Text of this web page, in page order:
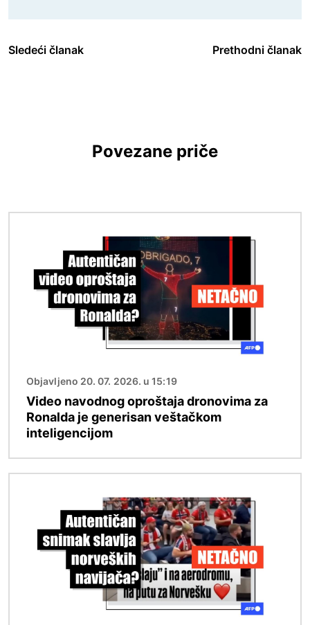
Sledeći članak Prethodni članak
Povezane priče
Objavljeno 20. 07. 2026. u 15:19
Video navodnog oproštaja dronovima za
Ronalda je generisan veštačkom
inteligencijom